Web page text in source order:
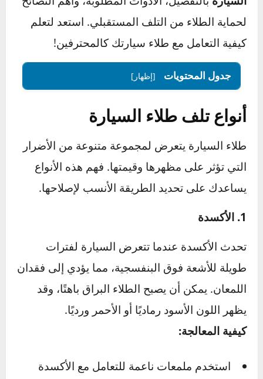
والخطوات الصحيحة هو المفتاح.
في هذا الدليل، سنستعرض خطوات
اصلاح طلاء
لحماية الطلاء من التلف المستقبلي. استعد لتعلم
كيفية التعامل مع طلاء سيارتك كالمحترفين!
أنواع تلف طلاء السيارة
طلاء السيارة يتعرض لمجموعة متنوعة من الأضرار
يساعدك على تحديد الطريقة الأنسب لإصلاحها.
تحدث الأكسدة عندما تتعرض السيارة لفترات
طويلة للأشعة فوق البنفسجية، مما يؤدي إلى فقدان
اللمعان. يمكن أن يصبح الطلاء البراق باهتًا، وقد